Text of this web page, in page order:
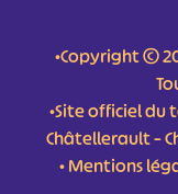
•Copyright ©
•Site officiel du
Châtellerault –
•Mentions